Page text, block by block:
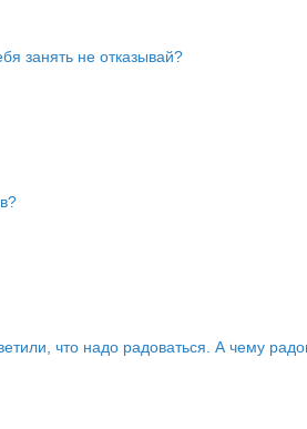
занять не отказывай?
что надо радоваться. А чему